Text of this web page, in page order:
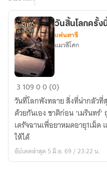
วัน
สิ้น
โลก
ครั้ง
นี้
เม
ริ
วันสิ้นโลกครั้ง
แฟนตาซี
แมวสีโศก
3 10900 (0)
วันที่โลกพังทลาย สิ่งที่น่ากลัว
ด้วยกันเอง ชาติก่อน ‘เมรินทร์
เดรัจฉานเพื่อยาหมดอายุ1เม็
ให้ได้
อัปเดตล่าสุด 5 มิ.ย. 69 / 23:22 น.